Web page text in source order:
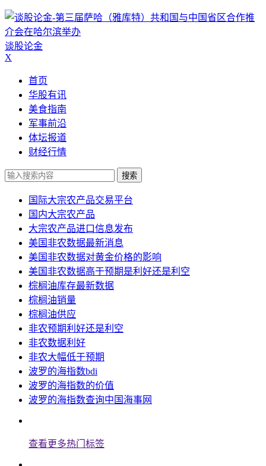
谈股论金
X
首页
华股有讯
美食指南
军事前沿
体坛报道
财经行情
搜索
国际大宗农产品交易平台
国内大宗农产品
大宗农产品进口信息发布
美国非农数据最新消息
美国非农数据对黄金价格的影响
美国非农数据高于预期是利好还是利空
棕榈油库存最新数据
棕榈油销量
棕榈油供应
非农预期利好还是利空
非农数据利好
非农大幅低于预期
波罗的海指数bdi
波罗的海指数的价值
波罗的海指数查询中国海事网
查看更多热门标签